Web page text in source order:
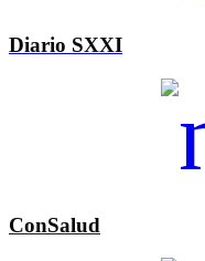
Diario SXXI
ConSalud